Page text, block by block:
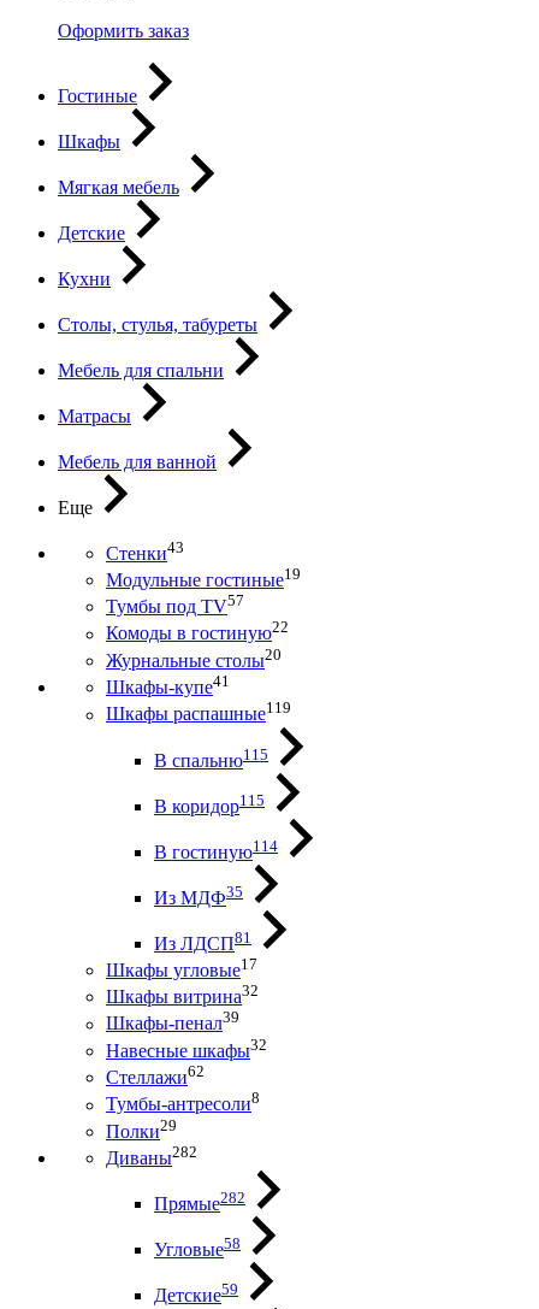
Оформить заказ
Гостиные
Шкафы
Мягкая мебель
Детские
Кухни
Столы, стулья, табуреты
Мебель для спальни
Матрасы
Мебель для ванной
Еще
Стенки43
Модульные гостиные19
Тумбы под ТV57
Комоды в гостиную22
Журнальные столы20
Шкафы-купе41
Шкафы распашные119
В спальню115
В коридор115
В гостиную114
Из МДФ35
Из ЛДСП81
Шкафы угловые17
Шкафы витрина32
Шкафы-пенал39
Навесные шкафы32
Стеллажи62
Тумбы-антресоли8
Полки29
Диваны282
Прямые282
Угловые58
Детские59